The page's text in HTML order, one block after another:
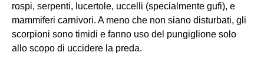
rospi, serpenti, lucertole, uccelli (specialmente gufi), e
mammiferi carnivori. A meno che non siano disturbati, gli
scorpioni sono timidi e fanno uso del pungiglione solo
allo scopo di uccidere la preda.